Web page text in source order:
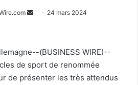
Envoyer24 mars 2024
(BUSINESS WIRE)--
de sport de renommée
de présenter les très attendus